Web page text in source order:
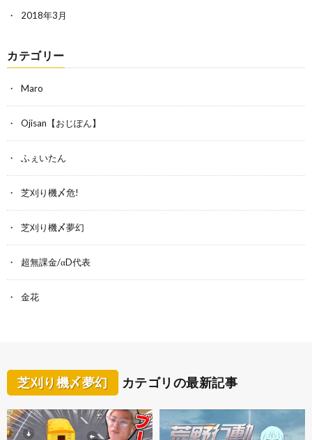
2018年3月
カテゴリー
Maro
Ojisan【おじぽん】
ふぇいたん
芝刈り機〆危!
芝刈り機〆夢幻
超無課金/αD代表
金花
芝刈り機〆夢幻 カテゴリの最新記事